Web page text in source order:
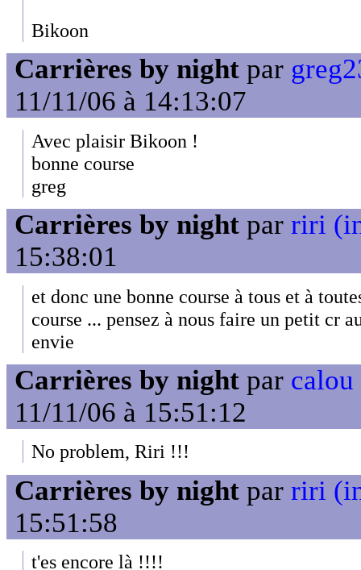
Bikoon
Carrières by night par
11/11/06 à 14:13:07
Avec plaisir Bikoon !
bonne course
greg
Carrières by night par riri
15:38:01
et donc une bonne course à tous et à
course ... pensez à nous faire un petit cr
envie
Carrières by night par calou
11/11/06 à 15:51:12
No problem, Riri !!!
Carrières by night par riri
15:51:58
t'es encore là !!!!